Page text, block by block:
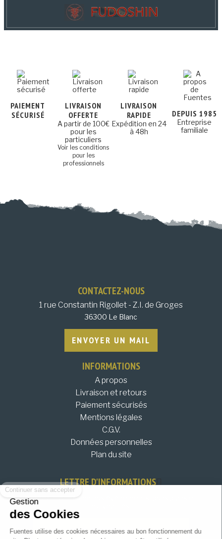
Gestion
des Cookies
Fuentes utilise des cookies nécessaires au bon fonctionnement du
PAIEMENT
SÉCURISÉ
LIVRAISON
OFFERTE
A partir de 100€
pour les
particuliers
Voir les conditions
pour les
professionnels
LIVRAISON
RAPIDE
Expédition en 24
à 48h
DEPUIS 1985
Entreprise
familiale
CONTACTEZ-NOUS
1 rue Constantin Rigollet - Z.I. de Groges
36300 Le Blanc
ENVOYER UN MAIL
INFORMATIONS
A propos
Livraison et retours
Paiement sécurisés
Mentions légales
C.G.V.
Données personnelles
Plan du site
LETTRE D'INFORMATIONS
Restez informés de nos évènements, bons plans et
JE M'INSCRIS !